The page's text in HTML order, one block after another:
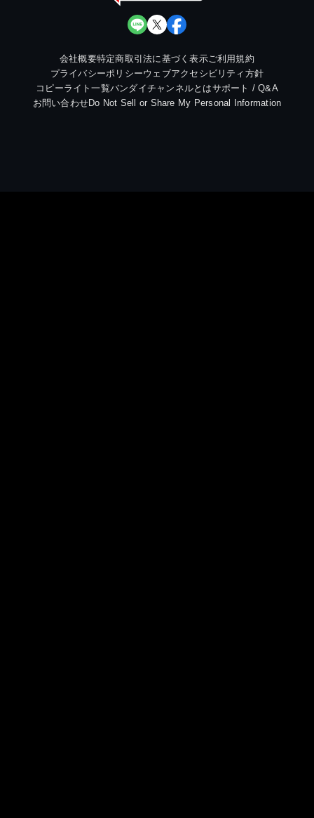
会社概要特定商取引法に基づく表示ご利用規約
プライバシーポリシーウェブアクセシビリティ方針
コピーライト一覧バンダイチャンネルとはサポート / Q&A
お問い合わせDo Not Sell or Share My Personal Information